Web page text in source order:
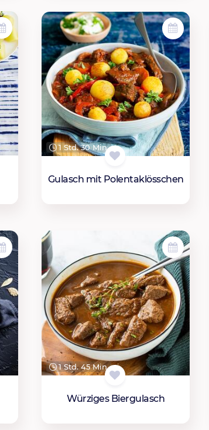
1 Std. 30 Min.
Gulasch mit Polentaklösschen
1 Std. 45 Min.
Würziges Biergulasch